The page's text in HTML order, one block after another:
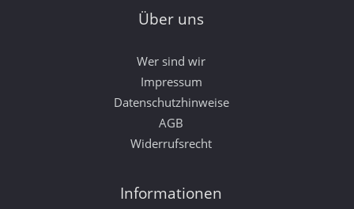
Über uns
Wer sind wir
Impressum
Datenschutzhinweise
AGB
Widerrufsrecht
Informationen